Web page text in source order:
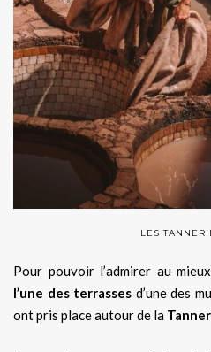
LES
Pour pouvoir l’admirer au
l’une des terrasses d’une des
ont pris place autour de la